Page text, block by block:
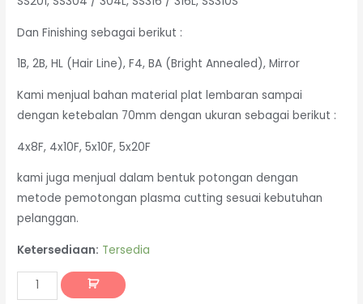
Dan Finishing sebagai berikut :
1B, 2B, HL (Hair Line), F4, BA (Bright Annealed), Mirror
Kami menjual bahan material plat lembaran sampai
dengan ketebalan 70mm dengan ukuran sebagai berikut :
4x8F, 4x10F, 5x10F, 5x20F
kami juga menjual dalam bentuk potongan dengan
metode pemotongan plasma cutting sesuai kebutuhan
pelanggan.
Ketersediaan: Tersedia